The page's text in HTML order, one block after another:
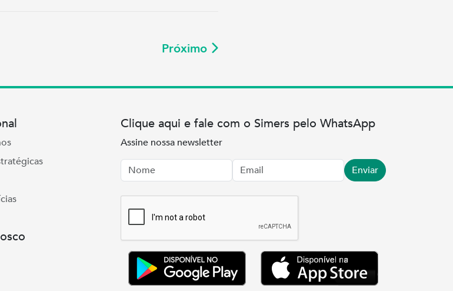
Próximo
Clique aqui e fale com o Simers pelo WhatsApp
Assine nossa newsletter
Nome
Email Enviar